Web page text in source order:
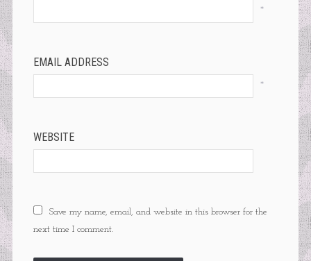
*
EMAIL ADDRESS
*
WEBSITE
Save my name, email, and website in this browser for the
next time I comment.